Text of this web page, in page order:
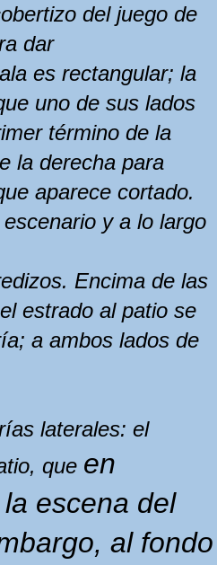
del juego de
dar
es rectangular; la
uno de sus lados
término de la
la derecha para
aparece cortado.
y a lo largo
Encima de las
estrado al patio se
a ambos lados de
laterales: el
que en
escena del
al fondo